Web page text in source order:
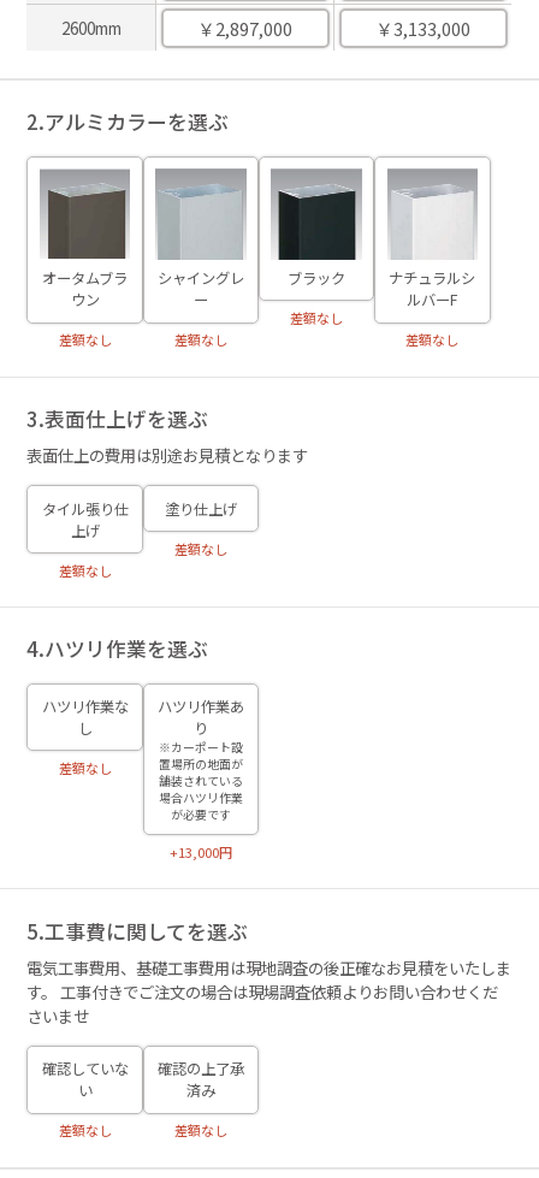
2600mm ￥2,897,000 ￥3,133,000
2.アルミカラーを選ぶ
オータムブラ
ウン
差額なし
シャイングレ
ー
差額なし
ブラック
差額なし
ナチュラルシ
ルバーF
差額なし
3.表面仕上げを選ぶ
表面仕上の費用は別途お見積となります
タイル張り仕
上げ
差額なし
塗り仕上げ
差額なし
4.ハツリ作業を選ぶ
ハツリ作業な
し
差額なし
ハツリ作業あ
り
※カーポート設
置場所の地面が
舗装されている
場合ハツリ作業
が必要です
+13,000円
5.工事費に関してを選ぶ
電気工事費用、基礎工事費用は現地調査の後正確なお見積をいたしま
す。 工事付きでご注文の場合は現場調査依頼よりお問い合わせくだ
さいませ
確認していな
い
差額なし
確認の上了承
済み
差額なし